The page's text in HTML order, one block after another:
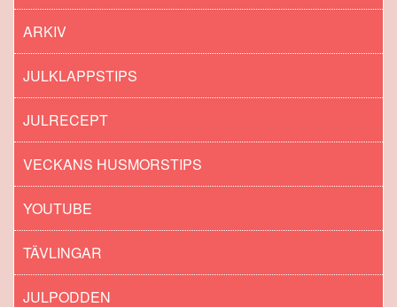
ARKIV
JULKLAPPSTIPS
JULRECEPT
VECKANS HUSMORSTIPS
YOUTUBE
TÄVLINGAR
JULPODDEN